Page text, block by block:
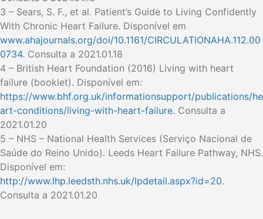
3 – Sears, S. F., et al. Patient’s Guide to Living Confidently
With Chronic Heart Failure. Disponível em
www.ahajournals.org/doi/10.1161/CIRCULATIONAHA.112.00
0734. Consulta a 2021.01.18
4 – British Heart Foundation (2016) Living with heart
failure (booklet). Disponível em:
https://www.bhf.org.uk/informationsupport/publications/he
art-conditions/living-with-heart-failure. Consulta a
2021.01.20
5 – NHS – National Health Services (Serviço Nacional de
Saúde do Reino Unido). Leeds Heart Failure Pathway, NHS.
Disponível em:
http://www.lhp.leedsth.nhs.uk/lpdetail.aspx?id=20.
Consulta a 2021.01.20